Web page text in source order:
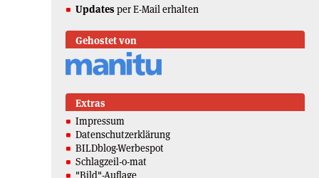
Updates per E-Mail erhalten
Gehostet von
Extras
Impressum
Datenschutzerklärung
BILDblog-Werbespot
Schlagzeil-o-mat
"Bild"-Auflage